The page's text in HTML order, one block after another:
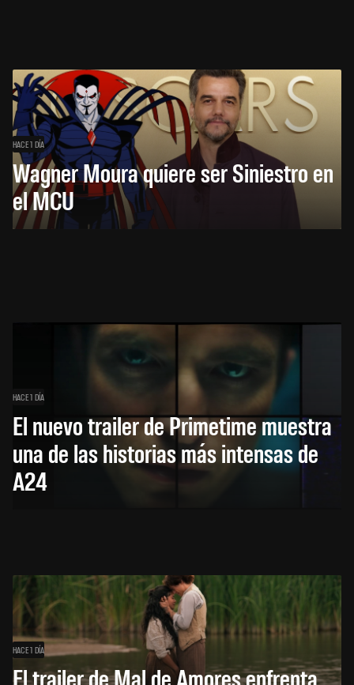
HACE 1 DÍA
Wagner Moura quiere ser Siniestro en
el MCU
HACE 1 DÍA
El nuevo trailer de Primetime muestra
una de las historias más intensas de
A24
HACE 1 DÍA
El trailer de Mal de Amores enfrenta